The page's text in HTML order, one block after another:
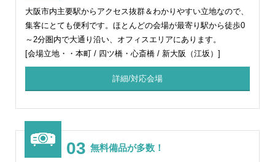
大阪市内主要駅からアクセス抜群＆わかりやすい立地なので、
集客にとても便利です。ほとんどの会場が最寄り駅から徒歩0
～2分圏内で大通り沿い、オフィスエリアにあります。
[会場立地・・本町 / 四ツ橋・心斎橋 / 新大阪（江坂）]
詳細/対応会場
03 無料備品が多数！